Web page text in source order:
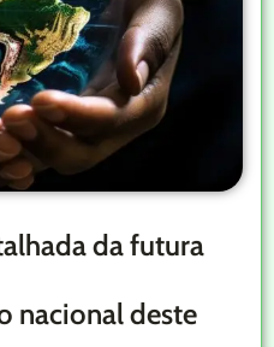
da futura
nacional deste